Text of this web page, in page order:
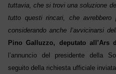
tuttavia, che si trovi una soluzione
tutto questi rincari, che avrebbero
considerando anche l’avvicinarsi
Pino Galluzzo, deputato all’Ars
l’annuncio del presidente della
seguito della richiesta ufficiale